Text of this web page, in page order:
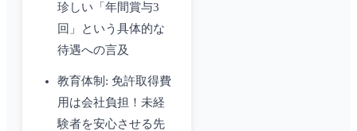
珍しい「年間賞与3
回」という具体的な
待遇への言及
教育体制: 免許取得費
用は会社負担！未経
験者を安心させる先